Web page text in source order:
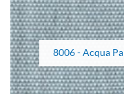
8006 - Acqua